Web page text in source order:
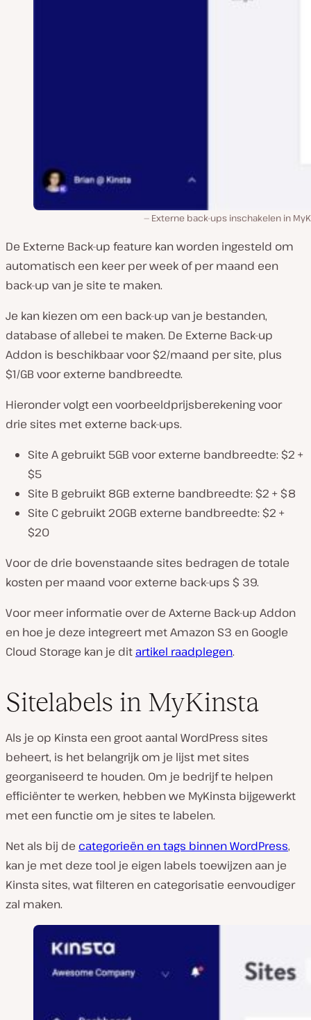
Externe back-ups inschakelen in
De Externe Back-up feature kan worden ingesteld om
automatisch een keer per week of per maand een
back-up van je site te maken.
Je kan kiezen om een back-up van je bestanden,
database of allebei te maken. De Externe Back-up
Addon is beschikbaar voor $2/maand per site, plus
$1/GB voor externe bandbreedte.
Hieronder volgt een voorbeeldprijsberekening voor
drie sites met externe back-ups.
Site A gebruikt 5GB voor externe bandbreedte: $2 +
$5
Site B gebruikt 8GB externe bandbreedte: $2 + $8
Site C gebruikt 20GB externe bandbreedte: $2 +
$20
Voor de drie bovenstaande sites bedragen de totale
kosten per maand voor externe back-ups $ 39.
Voor meer informatie over de Axterne Back-up Addon
en hoe je deze integreert met Amazon S3 en Google
Cloud Storage kan je dit artikel raadplegen.
Sitelabels in MyKinsta
Als je op Kinsta een groot aantal WordPress sites
beheert, is het belangrijk om je lijst met sites
georganiseerd te houden. Om je bedrijf te helpen
efficiënter te werken, hebben we MyKinsta bijgewerkt
met een functie om je sites te labelen.
Net als bij de categorieën en tags binnen WordPress,
kan je met deze tool je eigen labels toewijzen aan je
Kinsta sites, wat filteren en categorisatie eenvoudiger
zal maken.